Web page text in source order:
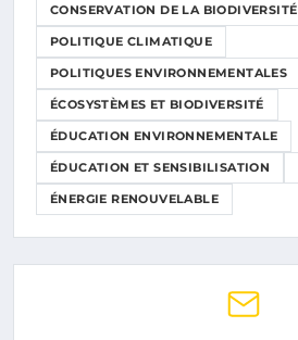
CONSERVATION DE LA BIODIVERSITÉ
POLITIQUE CLIMATIQUE
POLITIQUES ENVIRONNEMENTALES
ÉCOSYSTÈMES ET BIODIVERSITÉ
ÉDUCATION ENVIRONNEMENTALE
ÉDUCATION ET SENSIBILISATION
ÉNERGIE RENOUVELABLE